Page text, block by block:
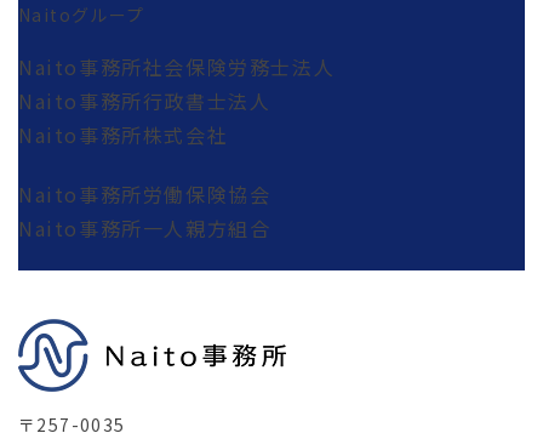
Naitoグループ
Naito事務所社会保険労務士法人
Naito事務所行政書士法人
Naito事務所株式会社
Naito事務所労働保険協会
Naito事務所一人親方組合
〒257-0035